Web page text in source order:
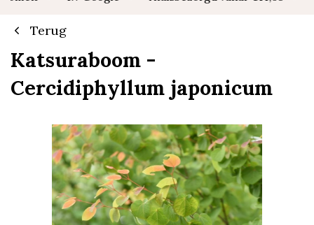
Terug
Katsuraboom -
Cercidiphyllum japonicum